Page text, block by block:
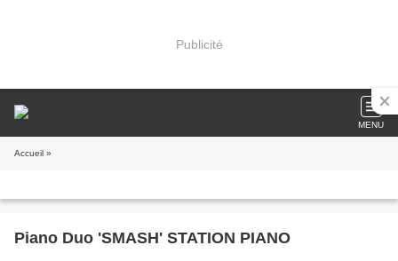
Publicité
MENU
Accueil »
Piano Duo 'SMASH' STATION PIANO